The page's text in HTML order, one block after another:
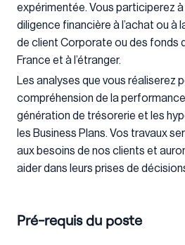
expérimentée. Vous participerez
diligence financière à l’achat ou à
de client Corporate ou des fonds
France et à l’étranger.
Les analyses que vous réaliserez
compréhension de la
génération de trésorerie et les
les Business Plans. Vos travaux
aux besoins de nos clients et
aider dans leurs prises de
Pré-requis du poste